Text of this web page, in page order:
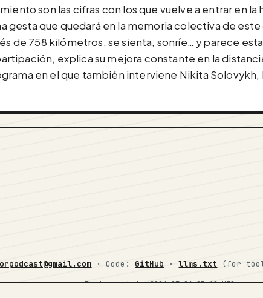
son las cifras con los que vuelve a entrar en la
gesta que quedará en la memoria colectiva de
de 758 kilómetros, se sienta, sonríe… y parece
explica su mejora constante en la
en el que también interviene Nikita
· Code: GitHub ·llms.txt (for
Feed snapshot: 2026-07-26 03:10 UTC